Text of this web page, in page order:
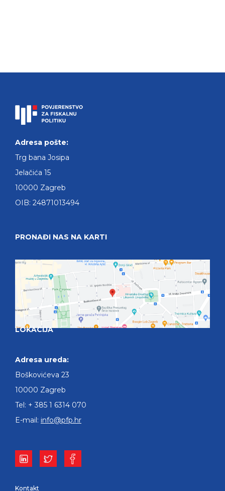
Adresa pošte:
Trg bana Josipa
Jelačića 15
10000 Zagreb
OIB: 24871013494
PRONAĐI NAS NA KARTI
LOKACIJA
Adresa ureda:
Boškovićeva 23
10000 Zagreb
Tel: + 385 1 6314 070
E-mail: info@pfp.hr
Kontakt